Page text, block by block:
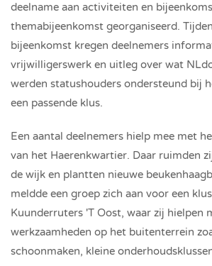
deelname aan activiteiten en
themabijeenkomst georganiseerd.
bijeenkomst kregen deelnemers
vrijwilligerswerk en uitleg over wat
werden statushouders ondersteund bij
een passende klus.
Een aantal deelnemers hielp mee met
van het Haerenkwartier. Daar ruimden
de wijk en plantten nieuwe
meldde een groep zich aan voor een
Kuunderruters 'T Oost, waar zij hielpen
werkzaamheden op het buitenterrein
schoonmaken, kleine